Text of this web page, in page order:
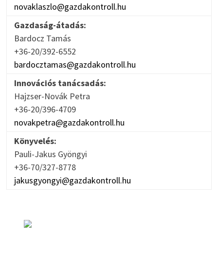
novaklaszlo@gazdakontroll.hu
Gazdaság-átadás:
Bardocz Tamás
+36-20/392-6552
bardocztamas@gazdakontroll.hu
Innovációs tanácsadás:
Hajzser-Novák Petra
+36-20/396-4709
novakpetra@gazdakontroll.hu
Könyvelés:
Pauli-Jakus Gyöngyi
+36-70/327-8778
jakusgyongyi@gazdakontroll.hu